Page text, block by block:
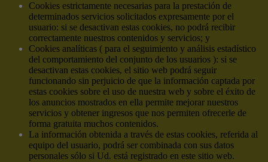
Cookies estrictamente necesarias para la prestación de
determinados servicios solicitados expresamente por el
usuario: si se desactivan estas cookies, no podrá recibir
correctamente nuestros contenidos y servicios; y
Cookies analíticas ( para el seguimiento y análisis estadístico
del comportamiento del conjunto de los usuarios ): si se
desactivan estas cookies, el sitio web podrá seguir
funcionando sin perjuicio de que la información captada por
estas cookies sobre el uso de nuestra web y sobre el éxito de
los anuncios mostrados en ella permite mejorar nuestros
servicios y obtener ingresos que nos permiten ofrecerle de
forma gratuita muchos contenidos.
La información obtenida a través de estas cookies, referida al
equipo del usuario, podrá ser combinada con sus datos
personales sólo si Ud. está registrado en este sitio web.